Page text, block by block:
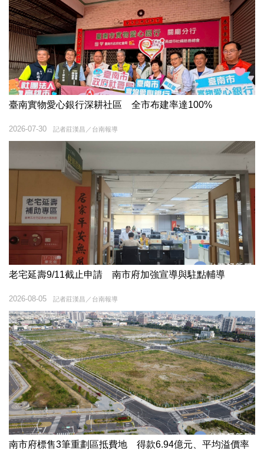
臺南實物愛心銀行深耕社區 全市布建率達100%
記者莊漢昌／台南報導
2026-07-30
老宅延壽9/11截止申請 南市府加強宣導與駐點輔導
記者莊漢昌／台南報導
2026-08-05
南市府標售3筆重劃區抵費地 得款6.94億元、平均溢價率